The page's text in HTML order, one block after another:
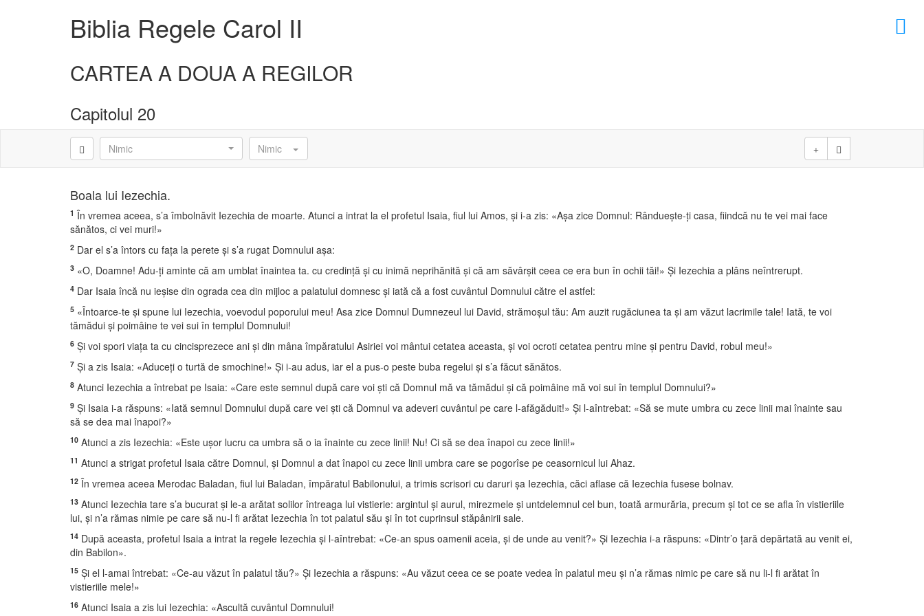
×
Biblia Regele Carol II
CARTEA A DOUA A REGILOR
Capitolul 20
Nimic Nimic
Boala lui Iezechia.
1 În vremea aceea, s’a îmbolnăvit Iezechia de moarte. Atunci a intrat la el profetul Isaia, fiul lui Amos, şi i-a zis: «Aşa zice Domnul: Rândueşte-ţi casa, fiindcă nu te vei mai face
sănătos, ci vei muri!»
2 Dar el s’a întors cu faţa la perete şi s’a rugat Domnului aşa:
3 «O, Doamne! Adu-ţi aminte că am umblat înaintea ta. cu credinţă şi cu inimă neprihănită şi că am săvârşit ceea ce era bun în ochii tăi!» Şi Iezechia a plâns neîntrerupt.
4 Dar Isaia încă nu ieşise din ograda cea din mijloc a palatului domnesc şi iată că a fost cuvântul Domnului către el astfel:
5 «Întoarce-te şi spune lui Iezechia, voevodul poporului meu! Asa zice Domnul Dumnezeul lui David, strămoşul tău: Am auzit rugăciunea ta şi am văzut lacrimile tale! Iată, te voi
tămădui şi poimâine te vei sui în templul Domnului!
6 Şi voi spori viaţa ta cu cincisprezece ani şi din mâna împăratului Asiriei voi mântui cetatea aceasta, şi voi ocroti cetatea pentru mine şi pentru David, robul meu!»
7 Şi a zis Isaia: «Aduceţi o turtă de smochine!» Şi i-au adus, iar el a pus-o peste buba regelui şi s’a făcut sănătos.
8 Atunci Iezechia a întrebat pe Isaia: «Care este semnul după care voi şti că Domnul mă va tămădui şi că poimâine mă voi sui în templul Domnului?»
9 Şi Isaia i-a răspuns: «Iată semnul Domnului după care vei şti că Domnul va adeveri cuvântul pe care l-afăgăduit!» Şi l-aîntrebat: «Să se mute umbra cu zece linii mai înainte sau
să se dea mai înapoi?»
10 Atunci a zis Iezechia: «Este uşor lucru ca umbra să o ia înainte cu zece linii! Nu! Ci să se dea înapoi cu zece linii!»
11 Atunci a strigat profetul Isaia către Domnul, şi Domnul a dat înapoi cu zece linii umbra care se pogorîse pe ceasornicul lui Ahaz.
12 În vremea aceea Merodac Baladan, fiul lui Baladan, împăratul Babilonului, a trimis scrisori cu daruri şa Iezechia, căci aflase că Iezechia fusese bolnav.
13 Atunci Iezechia tare s’a bucurat şi le-a arătat solilor întreaga lui vistierie: argintul şi aurul, mirezmele şi untdelemnul cel bun, toată armurăria, precum şi tot ce se afla în vistieriile
lui, şi n’a rămas nimie pe care să nu-l fi arătat Iezechia în tot palatul său şi în tot cuprinsul stăpânirii sale.
14 După aceasta, profetul Isaia a intrat la regele Iezechia şi l-aîntrebat: «Ce-an spus oamenii aceia, şi de unde au venit?» Şi Iezechia i-a răspuns: «Dintr’o ţară depărtată au venit ei,
din Babilon».
15 Şi el l-amai întrebat: «Ce-au văzut în palatul tău?» Şi Iezechia a răspuns: «Au văzut ceea ce se poate vedea în palatul meu şi n’a rămas nimic pe care să nu li-l fi arătat în
vistieriile mele!»
16 Atunci Isaia a zis lui Iezechia: «Ascultă cuvântul Domnului!